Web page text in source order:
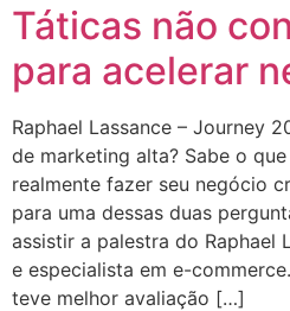
Táticas não
para acelerar
Raphael Lassance – Journey
de marketing alta? Sabe o
realmente fazer seu negócio
para uma dessas duas
assistir a palestra do Raphael
e especialista em e-
teve melhor avaliação […]